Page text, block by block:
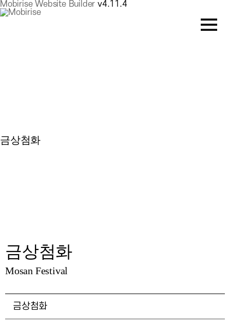
Mobirise Website Builder v4.11.4
금상첨화
금상첨화
Mosan Festival
금상첨화